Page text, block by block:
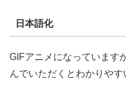
日本語化
GIFアニメになっています
んでいただくとわかりやす